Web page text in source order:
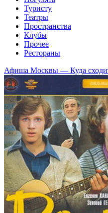
Туристу
Театры
Пространства
Клубы
Прочее
Рестораны
Афиша Москвы — Куда